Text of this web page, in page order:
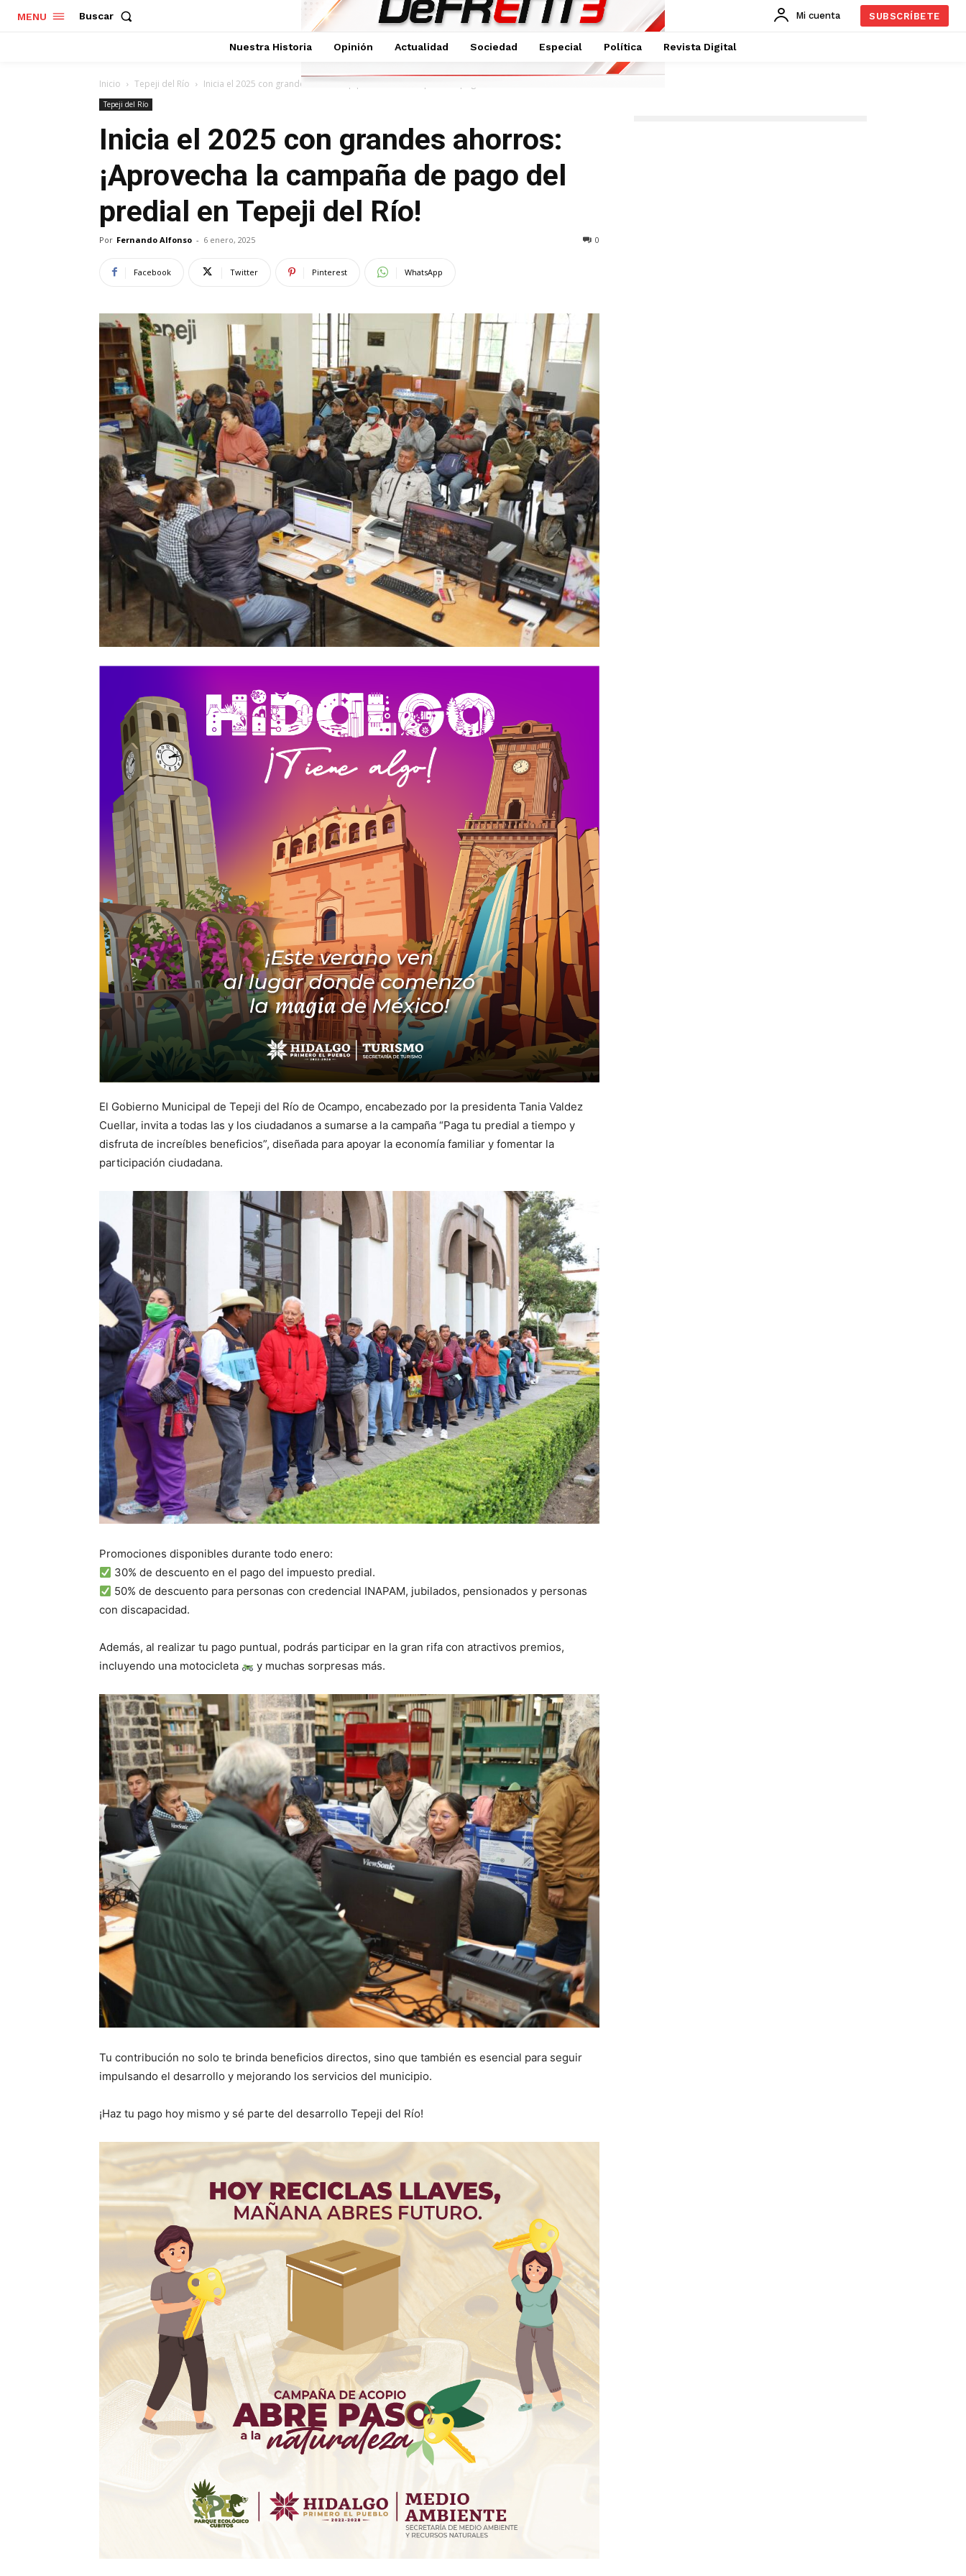
MENU Buscar Mi cuenta SUBSCRÍBETE
Nuestra Historia Opinión Actualidad Sociedad Especial Política Revista Digital
Inicio Tepeji del Río Inicia el 2025 con grandes ahorros: ¡Aprovecha la campaña de pago del...
Tepeji del Río
Inicia el 2025 con grandes ahorros:
¡Aprovecha la campaña de pago del
predial en Tepeji del Río!
Por Fernando Alfonso - 6 enero, 2025 0
Facebook Twitter Pinterest WhatsApp
El Gobierno Municipal de Tepeji del Río de Ocampo, encabezado por la presidenta Tania Valdez
Cuellar, invita a todas las y los ciudadanos a sumarse a la campaña “Paga tu predial a tiempo y
disfruta de increíbles beneficios”, diseñada para apoyar la economía familiar y fomentar la
participación ciudadana.
Promociones disponibles durante todo enero:
30% de descuento en el pago del impuesto predial.
50% de descuento para personas con credencial INAPAM, jubilados, pensionados y personas
con discapacidad.
Además, al realizar tu pago puntual, podrás participar en la gran rifa con atractivos premios,
incluyendo una motocicleta
y muchas sorpresas más.
Tu contribución no solo te brinda beneficios directos, sino que también es esencial para seguir
impulsando el desarrollo y mejorando los servicios del municipio.
¡Haz tu pago hoy mismo y sé parte del desarrollo Tepeji del Río!